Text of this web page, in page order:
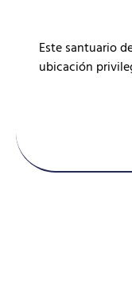
Este santuario
ubicación